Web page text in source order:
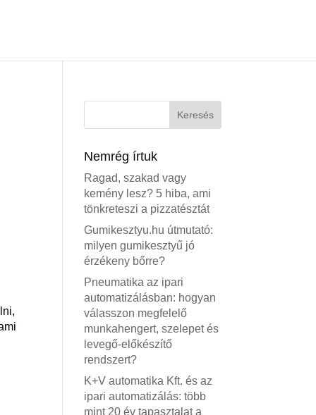
Nemrég írtuk
Ragad, szakad vagy
kemény lesz? 5 hiba, ami
tönkreteszi a pizzatésztát
Gumikesztyu.hu útmutató:
milyen gumikesztyű jó
érzékeny bőrre?
Pneumatika az ipari
automatizálásban: hogyan
válasszon megfelelő
munkahengert, szelepet és
levegő-előkészítő
rendszert?
K+V automatika Kft. és az
ipari automatizálás: több
mint 20 év tapasztalat a